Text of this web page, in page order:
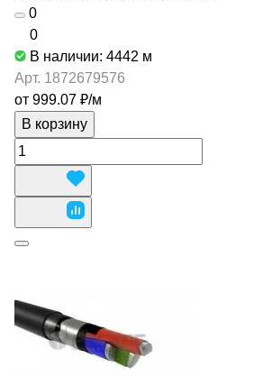
0
0
В наличии: 4442 м
Арт. 1872679576
от 999.07 ₽/м
В корзину